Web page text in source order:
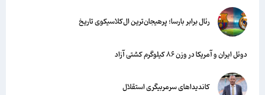
رئال برابر بارسا؛ پرهیجان‌‌ترین ال‌کلاسیکوی تاریخ
دوئل ایران و آمریکا در وزن ۸۶ کیلوگرم کشتی آزاد
کاندیداهای سرمربیگری استقلال